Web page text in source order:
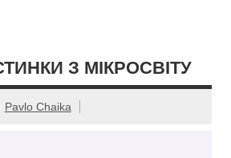
З МІКРОСВІТУ
Pavlo Chaika